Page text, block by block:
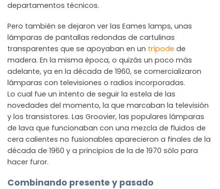
departamentos técnicos.
Pero también se dejaron ver las Eames lamps, unas
lámparas de pantallas redondas de cartulinas
transparentes que se apoyaban en un trípode de
madera. En la misma época, o quizás un poco más
adelante, ya en la década de 1960, se comercializaron
lámparas con televisiones o radios incorporadas.
Lo cual fue un intento de seguir la estela de las
novedades del momento, la que marcaban la televisión
y los transistores. Las Groovier, las populares lámparas
de lava que funcionaban con una mezcla de fluidos de
cera calientes no fusionables aparecieron a finales de la
década de 1960 y a principios de la de 1970 sólo para
hacer furor.
Combinando presente y pasado